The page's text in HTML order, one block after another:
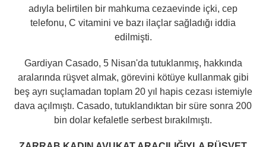
adıyla belirtilen bir mahkuma cezaevinde içki, cep
telefonu, C vitamini ve bazı ilaçlar sağladığı iddia
edilmişti.
Gardiyan Casado, 5 Nisan'da tutuklanmış, hakkında
aralarında rüşvet almak, görevini kötüye kullanmak gibi
beş ayrı suçlamadan toplam 20 yıl hapis cezası istemiyle
dava açılmıştı. Casado, tutuklandıktan bir süre sonra 200
bin dolar kefaletle serbest bırakılmıştı.